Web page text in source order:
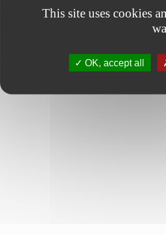
This site uses cookies
OK, accept all